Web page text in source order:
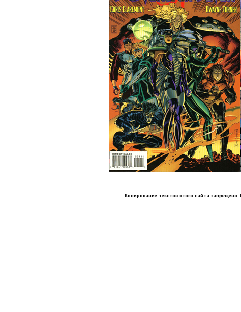
Копирование текстов этого сайта